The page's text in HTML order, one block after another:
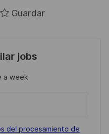
Guardar
jobs
a week
del procesamiento de